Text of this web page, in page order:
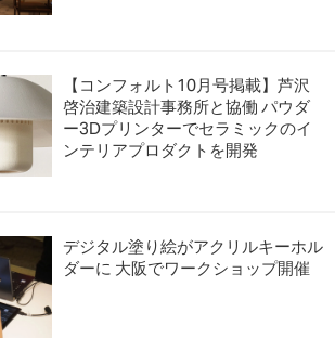
【コンフォルト10月号掲載】芦沢
啓治建築設計事務所と協働 パウダ
ー3Dプリンターでセラミックのイ
ンテリアプロダクトを開発
デジタル塗り絵がアクリルキーホル
ダーに 大阪でワークショップ開催